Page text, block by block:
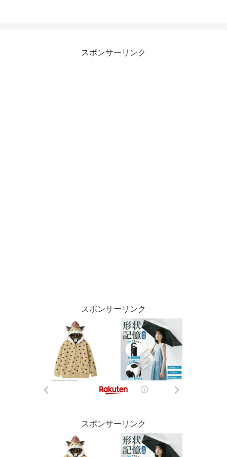
スポンサーリンク
スポンサーリンク
スポンサーリンク